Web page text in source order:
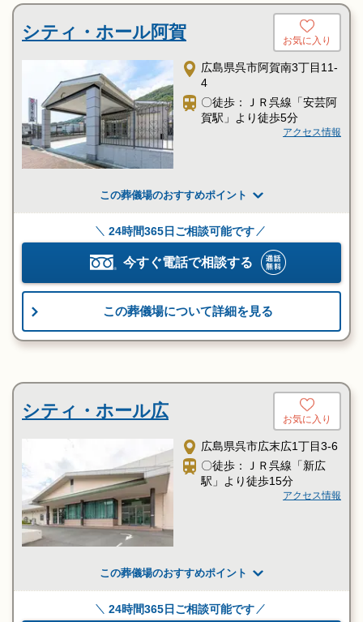
シティ・ホール阿賀 お気に入り
広島県呉市阿賀南3丁目11-
4
〇徒歩：ＪＲ呉線「安芸阿
賀駅」より徒歩5分
アクセス情報
この葬儀場のおすすめポイント
24時間365日ご相談可能です
今すぐ電話で相談する
この葬儀場について詳細を見る
シティ・ホール広 お気に入り
広島県呉市広末広1丁目3-6
〇徒歩：ＪＲ呉線「新広
駅」より徒歩15分
アクセス情報
この葬儀場のおすすめポイント
24時間365日ご相談可能です